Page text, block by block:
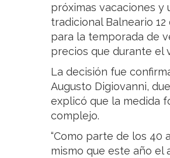
próximas vacaciones y
tradicional Balneario
para la temporada de
precios que durante el
La decisión fue
Augusto Digiovanni,
explicó que la medida
complejo.
“Como parte de los 40
mismo que este año el